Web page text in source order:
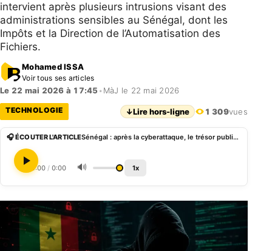
intervient après plusieurs intrusions visant des
administrations sensibles au Sénégal, dont les
Impôts et la Direction de l’Automatisation des
Fichiers.
Mohamed ISSA
Voir tous ses articles
Le 22 mai 2026 à 17:45 • MàJ le 22 mai 2026
TECHNOLOGIE ↓Lire hors-ligne 1 309vues
🎧 ÉCOUTER L'ARTICLE Sénégal : après la cyberattaque, le trésor public face au paiement des salaires
0:00 / 0:00 🔊 1x